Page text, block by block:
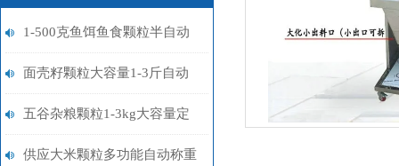
1-500克鱼饵鱼食颗粒半自动
智能分装机厂家
面壳籽颗粒大容量1-3斤自动
称重分装机
五谷杂粮颗粒1-3kg大容量定
量分装机厂家供应
供应大米颗粒多功能自动称重